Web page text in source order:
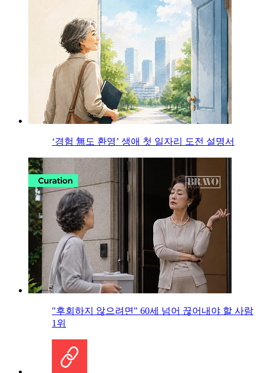
‘경험 無도 환영’ 생애 첫 일자리 도전 설명서
"후회하지 않으려면" 60세 넘어 끊어내야 할 사람
1위